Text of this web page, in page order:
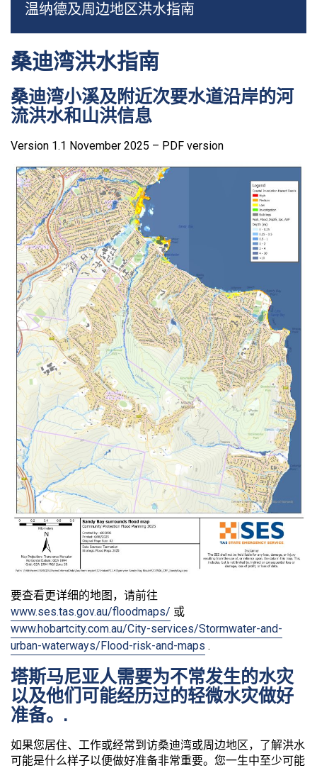
温纳德及周边地区洪水指南
桑迪湾洪水指南
桑迪湾小溪及附近次要水道沿岸的河
流洪水和山洪信息
Version 1.1 November 2025 – PDF version
要查看更详细的地图，请前往
www.ses.tas.gov.au/floodmaps/ 或
www.hobartcity.com.au/City-services/Stormwater-and-
urban-waterways/Flood-risk-and-maps .
塔斯马尼亚人需要为不常发生的水灾
以及他们可能经历过的轻微水灾做好
准备。.
如果您居住、工作或经常到访桑迪湾或周边地区，了解洪水
可能是什么样子以便做好准备非常重要。您一生中至少可能